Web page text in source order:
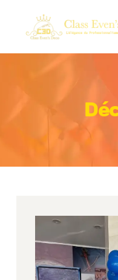
Accueil
Galerie
Contact